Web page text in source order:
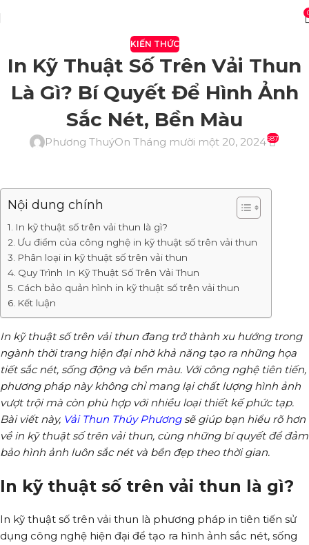
KIẾN THỨC
In Kỹ Thuật Số Trên Vải Thun
Là Gì? Bí Quyết Để Hình Ảnh
Sắc Nét, Bền Màu
Phương ThuýOn Tháng mười một 20, 2024687
Nội dung chính
In kỹ thuật số trên vải thun là gì?
Ưu điểm của công nghệ in kỹ thuật số trên vải thun
Phân loại in kỹ thuật số trên vải thun
Quy Trình In Kỹ Thuật Số Trên Vải Thun
Cách bảo quản hình in kỹ thuật số trên vải thun
Kết luận
In kỹ thuật số trên vải thun đang trở thành xu hướng trong
ngành thời trang hiện đại nhờ khả năng tạo ra những họa
tiết sắc nét, sống động và bền màu. Với công nghệ tiên tiến,
phương pháp này không chỉ mang lại chất lượng hình ảnh
vượt trội mà còn phù hợp với nhiều loại thiết kế phức tạp.
Bài viết này, Vải Thun Thúy Phươngsẽ giúp bạn hiểu rõ hơn
về in kỹ thuật số trên vải thun, cùng những bí quyết để đảm
bảo hình ảnh luôn sắc nét và bền đẹp theo thời gian.
In kỹ thuật số trên vải thun là gì?
In kỹ thuật số trên vải thun là phương pháp in tiên tiến sử
dụng công nghệ hiện đại để tạo ra hình ảnh sắc nét, sống